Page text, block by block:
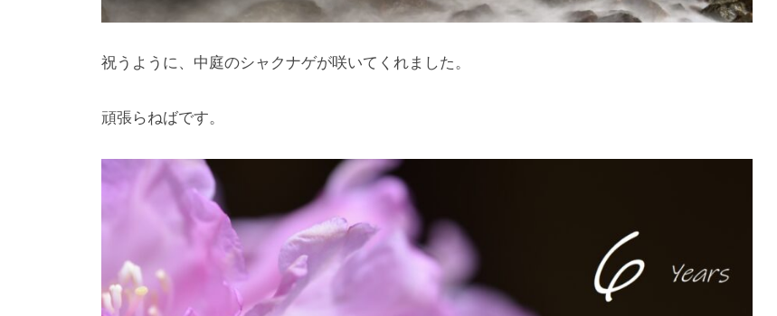
祝うように、中庭のシャクナゲが咲いてくれました。
頑張らねばです。